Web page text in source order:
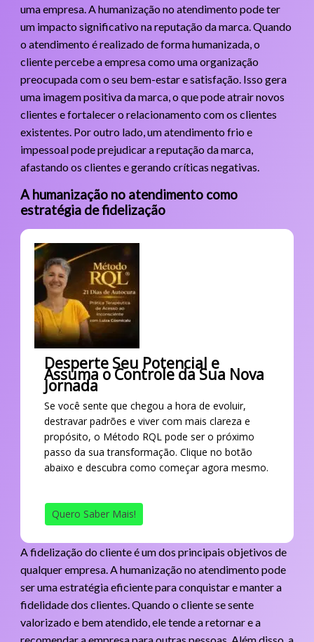
uma empresa. A humanização no atendimento pode ter
um impacto significativo na reputação da marca. Quando
o atendimento é realizado de forma humanizada, o
cliente percebe a empresa como uma organização
preocupada com o seu bem-estar e satisfação. Isso gera
uma imagem positiva da marca, o que pode atrair novos
clientes e fortalecer o relacionamento com os clientes
existentes. Por outro lado, um atendimento frio e
impessoal pode prejudicar a reputação da marca,
afastando os clientes e gerando críticas negativas.
A humanização no atendimento como
estratégia de fidelização
Desperte Seu Potencial e
Assuma o Controle da Sua Nova
Jornada
Se você sente que chegou a hora de evoluir,
destravar padrões e viver com mais clareza e
propósito, o Método RQL pode ser o próximo
passo da sua transformação. Clique no botão
abaixo e descubra como começar agora mesmo.
Quero Saber Mais!
A fidelização do cliente é um dos principais objetivos de
qualquer empresa. A humanização no atendimento pode
ser uma estratégia eficiente para conquistar e manter a
fidelidade dos clientes. Quando o cliente se sente
valorizado e bem atendido, ele tende a retornar e a